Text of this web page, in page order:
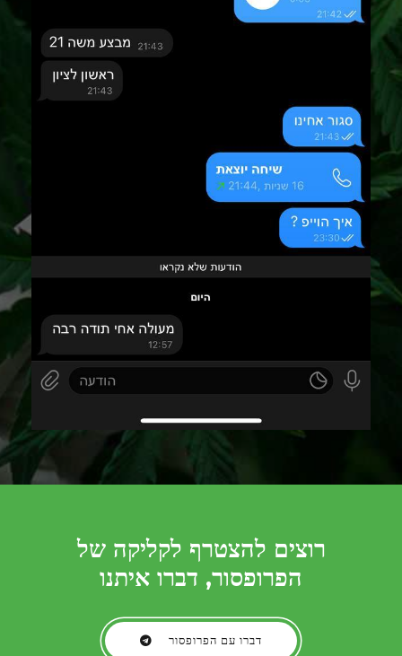
רוצים להצטרף לקליקה של
הפרופסור, דברו איתנו
דברו עם הפרופסור